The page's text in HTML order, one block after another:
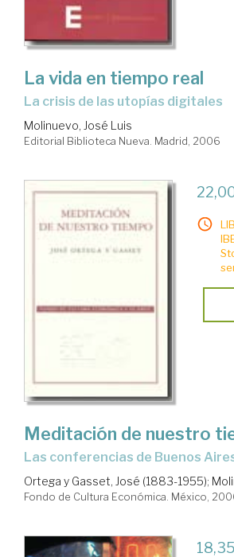
La vida en tiempo real
la crisis de las utopías digitales
Molinuevo, José Luis
Editorial Biblioteca Nueva. Madrid, 2006
Meditación de nuestro
las conferencias de Buenos
Ortega y Gasset, José (1883-1955);
Fondo de Cultura Económica. México,